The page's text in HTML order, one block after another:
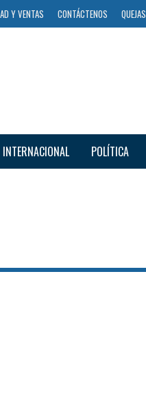
Y VENTAS CONTÁCTENOS QUEJAS
INTERNACIONAL POLÍTICA